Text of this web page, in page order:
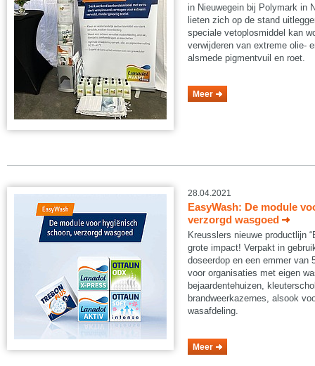
in Nieuwegein bij Polymark in
lieten zich op de stand
speciale vetoplosmiddel kan
verwijderen van extreme olie-
alsmede pigmentvuil en roet.
Meer
28.04.2021
EasyWash: De module
verzorgd wasgoed
Kreusslers nieuwe productlijn
grote impact! Verpakt in
doseerdop en een emmer van
voor organisaties met eigen
bejaardentehuizen,
brandweerkazernes, alsook
wasafdeling.
Meer